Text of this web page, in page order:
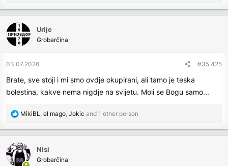
c
t
i
o
n
:
Urije
Grobarčina
03.07.2026 #35.425
Brate, sve stoji i mi smo ovdje okupirani, ali tamo je teska
bolestina, kakve nema nigdje na svijetu. Moli se Bogu samo...
R
c
t
i
MikiBL, el mago, Jokic and 1 other person
Nisi
Grobarčina